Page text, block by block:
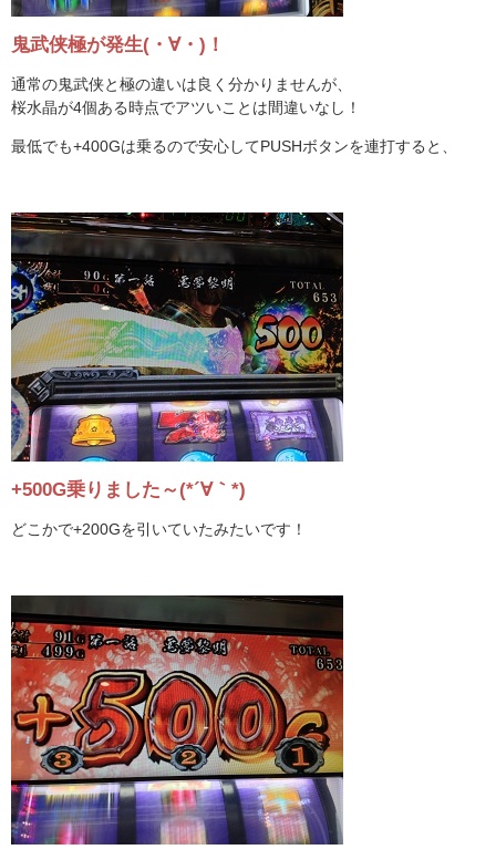
鬼武侠極が発生(・∀・)！
通常の鬼武侠と極の違いは良く分かりませんが、
桜水晶が4個ある時点でアツいことは間違いなし！
最低でも+400Gは乗るので安心してPUSHボタンを連打すると、
+500G乗りました～(*´∀｀*)
どこかで+200Gを引いていたみたいです！